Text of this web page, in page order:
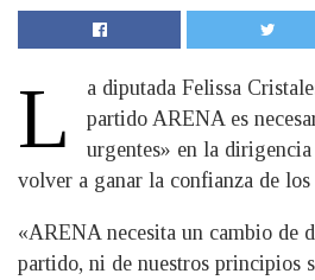
L
a diputada Felissa
partido ARENA es
urgentes» en la
volver a ganar la confianza de los
«ARENA necesita un cambio de
partido, ni de nuestros principios